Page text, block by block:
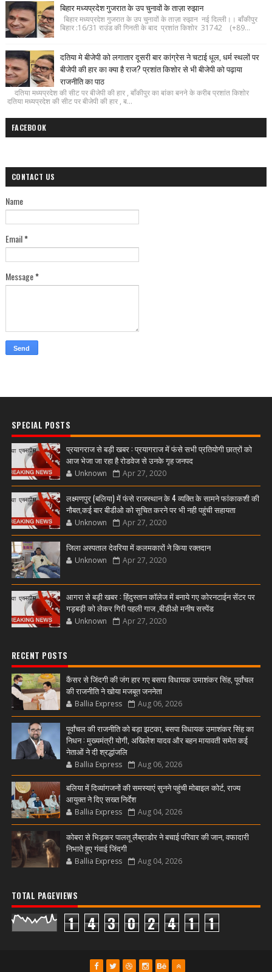
बिहार मध्यप्रदेश गुजरात के उप चुनावों के ताज़ा रुझान
बिहार मध्यप्रदेश गुजरात के उप चुनावों के ताज़ा रुझान नई दिल्ली।। बाँकीपुर
बिहार :16/31 राउंड की गिनती के बाद प्रशांत किशोर 31742 (+89...
दतिया मे बीजेपी को लगातार दूसरी बार कांग्रेस ने चटाई धूल, धर्म स्थलों पर
बीजेपी की हार का क्या है राज? प्रशांत किशोर से भी बीजेपी को पढ़ाया
राजनीति का पाठ
दतिया मध्यप्रदेश की सीट पर बीजेपी की हार , बाँकीपुर का बांका बनने के करीब प्रशांत किशोर
दतिया मध्यप्रदेश की सीट पर बीजेपी की हार , ब...
FACEBOOK
CONTACT US
Name
Email*
Message*
SPECIAL POSTS
प्रयागराज से बड़ी खबर : प्रयागराज में फंसे सभी प्रतियोगी छात्रों को
आज भेजा जा रहा है रोडवेज से उनके गृह जनपद
Unknown Apr 27, 2020
लक्ष्मणपुर (बलिया) में फंसे राजस्थान के 4 व्यक्ति के सामने फांकाकशी की
नौबत,कई बार बीडीओ को सूचित करने पर भी नही पहुंची सहायता
Unknown Apr 27, 2020
जिला अस्पताल देवरिया में कलमकारों ने किया रक्तदान
Unknown Apr 27, 2020
आगरा से बड़ी खबर : हिंदुस्तान कॉलेज में बनाये गए कोरनटाईन सेंटर पर
गड़बड़ी को लेकर गिरी पहली गाज ,बीडीओ मनीष सस्पेंड
Unknown Apr 27, 2020
RECENT POSTS
कैंसर से जिंदगी की जंग हार गए बसपा विधायक उमाशंकर सिंह, पूर्वांचल
की राजनीति ने खोया मजबूत जननेता
Ballia Express Aug 06, 2026
पूर्वांचल की राजनीति को बड़ा झटका, बसपा विधायक उमाशंकर सिंह का
निधन : मुख्यमंत्री योगी, अखिलेश यादव और बहन मायावती समेत कई
नेताओं ने दी श्रद्धांजलि
Ballia Express Aug 06, 2026
बलिया में दिव्यांगजनों की समस्याएं सुनने पहुंची मोबाइल कोर्ट, राज्य
आयुक्त ने दिए सख्त निर्देश
Ballia Express Aug 04, 2026
कोबरा से भिड़कर पालतू लैब्राडोर ने बचाई परिवार की जान, वफादारी
निभाते हुए गंवाई जिंदगी
Ballia Express Aug 04, 2026
TOTAL PAGEVIEWS
1 4 3 0 2 4 1 1